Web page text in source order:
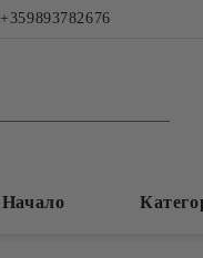
+359893782676
Начало